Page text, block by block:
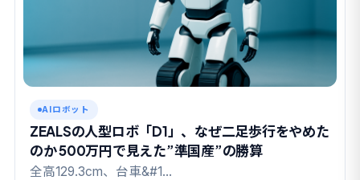
AIロボット
ZEALSの人型ロボ「D1」、なぜ二足歩行をやめた
のか 500万円で見えた”準国産”の勝算
全高129.3cm、台車&#1…